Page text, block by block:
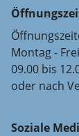
Montag -
09.00 bis
oder nach
Soziale